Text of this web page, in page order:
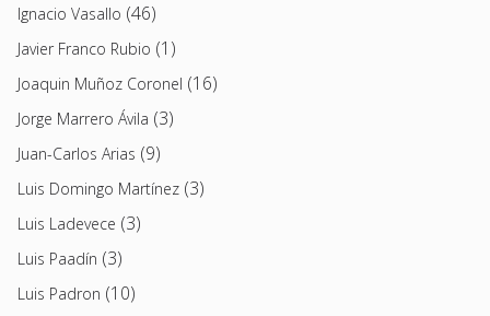
Ignacio Vasallo (46)
Javier Franco Rubio (1)
Joaquin Muñoz Coronel (16)
Jorge Marrero Ávila (3)
Juan-Carlos Arias (9)
Luis Domingo Martínez (3)
Luis Ladevece (3)
Luis Paadín (3)
Luis Padron (10)